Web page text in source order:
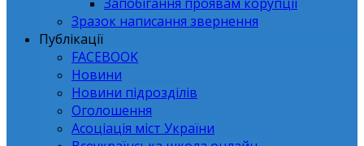
Зразок написання звернення
Публікації
FACEBOOK
Новини
Новини підрозділів
Оголошення
Асоціація міст України